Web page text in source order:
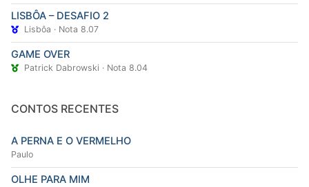
LISBÔA – DESAFIO 2
Lisbôa · Nota 8.07
GAME OVER
Patrick Dabrowski · Nota 8.04
CONTOS RECENTES
A PERNA E O VERMELHO
Paulo
OLHE PARA MIM